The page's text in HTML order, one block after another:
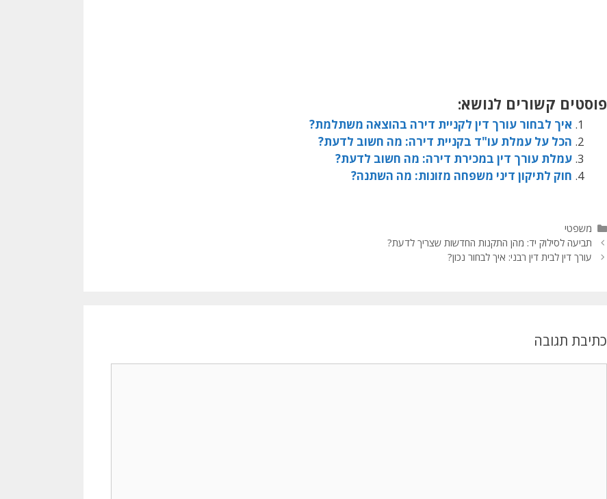
פוסטים קשורים לנושא:
איך לבחור עורך דין לקניית דירה בהוצאה משתלמת?
הכל על עמלת עו"ד בקניית דירה: מה חשוב לדעת?
עמלת עורך דין במכירת דירה: מה חשוב לדעת?
חוק לתיקון דיני משפחה מזונות: מה השתנה?
משפטי
תביעה לסילוק יד: מהן התקנות החדשות שצריך לדעת?
עורך דין לבית דין רבני: איך לבחור נכון?
כתיבת תגובה